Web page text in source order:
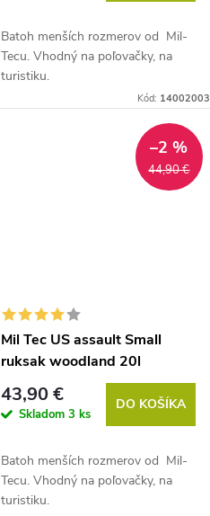
Batoh menších rozmerov od Mil-
Tecu. Vhodný na poľovačky, na
turistiku.
Kód: 14002003
44,90 €
–2 %
Mil Tec US assault Small
ruksak woodland 20l
43,90 €
Skladom 3 ks
DO KOŠÍKA
Batoh menších rozmerov od Mil-
Tecu. Vhodný na poľovačky, na
turistiku.